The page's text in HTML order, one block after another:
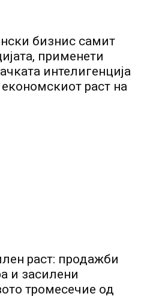
бизнис самит
применети
интелигенција
раст на
раст: продажби
и засилени
тромесечие од